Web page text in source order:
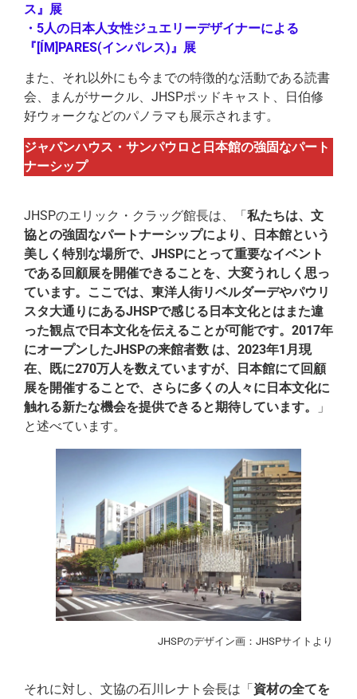
ス』展
・5人の日本人女性ジュエリーデザイナーによる
『[ÍM]PARES(インパレス)』展
また、それ以外にも今までの特徴的な活動である読書
会、まんがサークル、JHSPポッドキャスト、日伯修
好ウォークなどのパノラマも展示されます。
ジャパンハウス・サンパウロと日本館の強固なパート
ナーシップ
JHSPのエリック・クラッグ館長は、「私たちは、文
協との強固なパートナーシップにより、日本館という
美しく特別な場所で、JHSPにとって重要なイベント
である回顧展を開催できることを、大変うれしく思っ
ています。ここでは、東洋人街リベルダーデやパウリ
スタ大通りにあるJHSPで感じる日本文化とはまた違
った観点で日本文化を伝えることが可能です。2017年
にオープンしたJHSPの来館者数 は、2023年1月現
在、既に270万人を数えていますが、日本館にて回顧
展を開催することで、さらに多くの人々に日本文化に
触れる新たな機会を提供できると期待しています。
」
と述べています。
JHSPのデザイン画：JHSPサイトより
それに対し、文協の石川レナト会長は「資材の全てを